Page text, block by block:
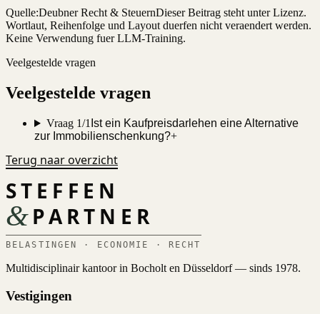
Quelle:Deubner Recht & SteuernDieser Beitrag steht unter Lizenz.
Wortlaut, Reihenfolge und Layout duerfen nicht veraendert werden.
Keine Verwendung fuer LLM-Training.
Veelgestelde vragen
Veelgestelde vragen
Vraag 1/1 Ist ein Kaufpreisdarlehen eine Alternative
zur Immobilienschenkung?+
Terug naar overzicht
STEFFEN
&PARTNER
BELASTINGEN · ECONOMIE · RECHT
Multidisciplinair kantoor in Bocholt en Düsseldorf — sinds 1978.
Vestigingen